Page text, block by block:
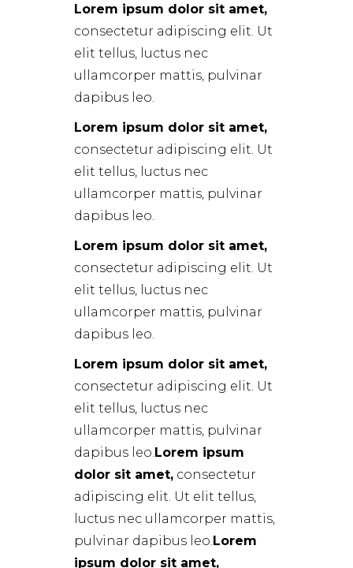
Lorem ipsum dolor sit amet,
consectetur adipiscing elit. Ut
elit tellus, luctus nec
ullamcorper mattis, pulvinar
dapibus leo.
Lorem ipsum dolor sit amet,
consectetur adipiscing elit. Ut
elit tellus, luctus nec
ullamcorper mattis, pulvinar
dapibus leo.
Lorem ipsum dolor sit amet,
consectetur adipiscing elit. Ut
elit tellus, luctus nec
ullamcorper mattis, pulvinar
dapibus leo.
Lorem ipsum dolor sit amet,
consectetur adipiscing elit. Ut
elit tellus, luctus nec
ullamcorper mattis, pulvinar
dapibus leo.Lorem ipsum
dolor sit amet, consectetur
adipiscing elit. Ut elit tellus,
luctus nec ullamcorper mattis,
pulvinar dapibus leo.Lorem
ipsum dolor sit amet,